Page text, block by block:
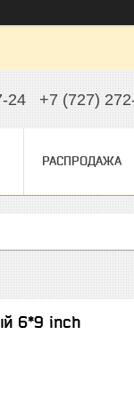
24 +7 (727)
РАСПРОДАЖА
6*9 inch